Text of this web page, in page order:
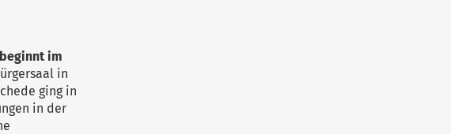
im
in
ging in
in der